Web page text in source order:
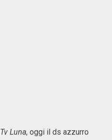
Tv Luna, oggi il ds azzurro